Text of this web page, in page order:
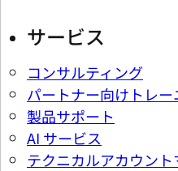
サービス
コンサルティング
パートナー向けトレー
製品サポート
AI サービス
テクニカルアカウン